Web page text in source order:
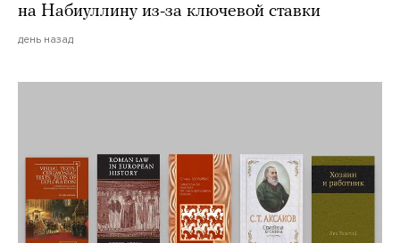
на Набиуллину из-за ключевой ставки
день назад